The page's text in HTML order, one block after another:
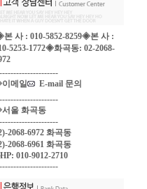
사 : 010-5852-8259◈본 사 :
5253-1772◈화곡동: 02-2068-
메일
E-mail 문의
울 화곡동
2068-6972 화곡동
2068-6961 화곡동
010-9012-2710